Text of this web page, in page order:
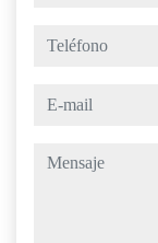
teléfono
e-mail
mensaje